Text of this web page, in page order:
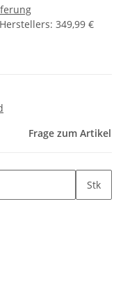
: 349,99 €
Frage zum Artikel
Stk